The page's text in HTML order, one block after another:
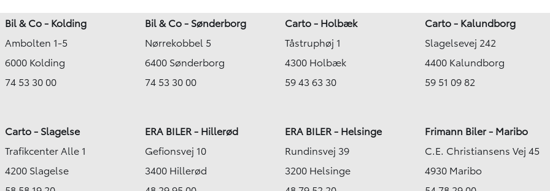
2025
Benzin
KONTANT 169.900KR.
FINANSIERING
1.914KR.
154.900
Bil & Co - Kolding
Ambolten 1-5
6000 Kolding
74 53 30 00
Bil & Co - Sønderborg
Nørrekobbel 5
6400 Sønderborg
74 53 30 00
Carto - Holbæk
Tåstruphøj 1
4300 Holbæk
59 43 63 30
Carto - Kalundborg
Slagelsevej 242
4400 Kalundborg
59 51 09 82
Carto - Slagelse
Trafikcenter Alle 1
4200 Slagelse
ERA BILER - Hillerød
Gefionsvej 10
3400 Hillerød
ERA BILER - Helsinge
Rundinsvej 39
3200 Helsinge
Frimann Biler - Maribo
C.E. Christiansens Vej 45
4930 Maribo